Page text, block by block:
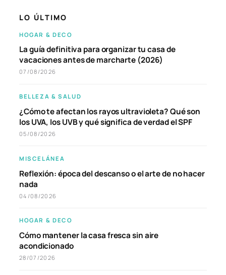
LO ÚLTIMO
HOGAR & DECO
La guía definitiva para organizar tu casa de
vacaciones antes de marcharte (2026)
07/08/2026
BELLEZA & SALUD
¿Cómo te afectan los rayos ultravioleta? Qué son
los UVA, los UVB y qué significa de verdad el SPF
05/08/2026
MISCELÁNEA
Reflexión: época del descanso o el arte de no hacer
nada
04/08/2026
HOGAR & DECO
Cómo mantener la casa fresca sin aire
acondicionado
28/07/2026